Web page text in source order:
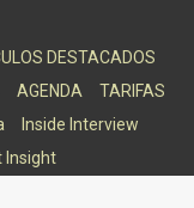
DESTACADOS
AGENDA
TARIFAS
Inside Interview
Insight